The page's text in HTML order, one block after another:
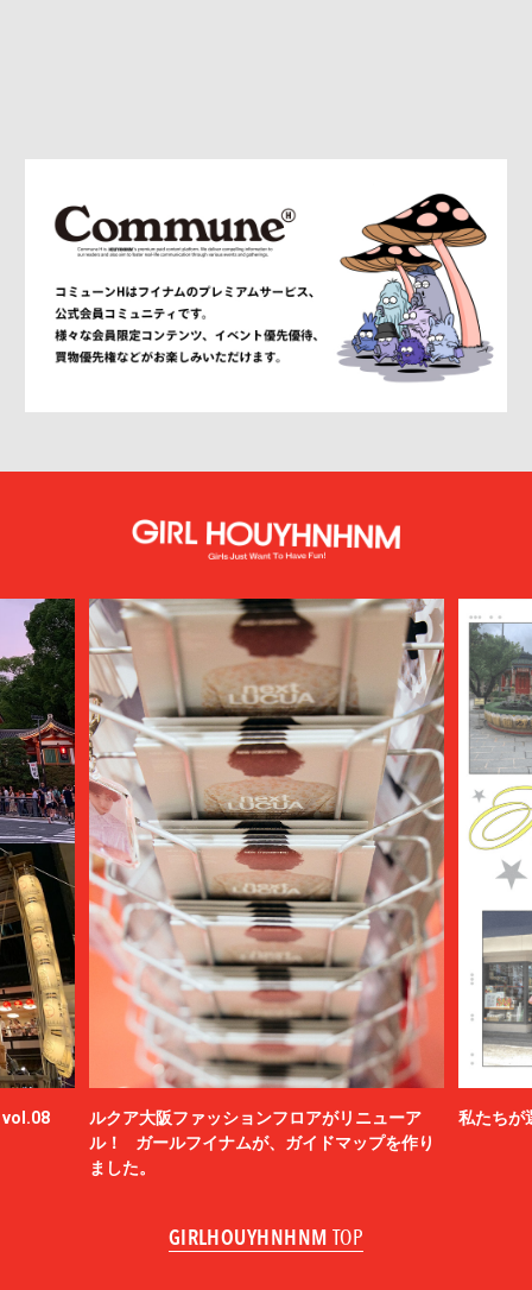
vol.08
ルクア大阪ファッションフロアがリニューア
ル！ ガールフイナムが、ガイドマップを作り
ました。
私たちが
GIRLHOUYHNHNM TOP